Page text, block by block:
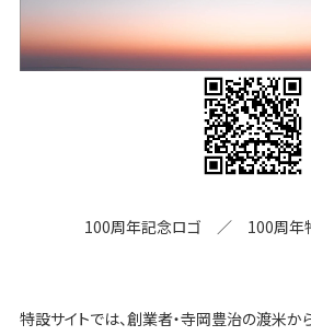
100周年記念ロゴ ／ 100周年
特設サイトでは、創業者・寺岡豊治の渡米